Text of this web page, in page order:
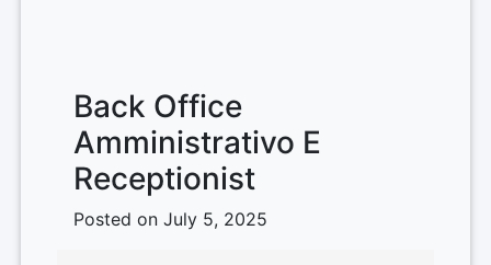
Back Office
Amministrativo E
Receptionist
Posted on July 5, 2025